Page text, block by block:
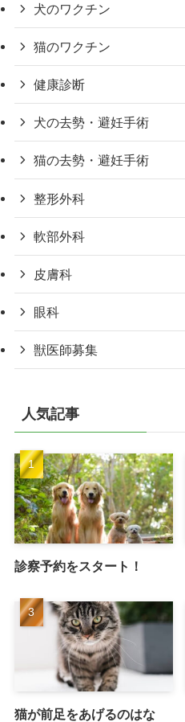
犬のワクチン
猫のワクチン
健康診断
犬の去勢・避妊手術
猫の去勢・避妊手術
整形外科
軟部外科
皮膚科
眼科
獣医師募集
人気記事
診察予約をスタート！
猫が前足をあげるのはな